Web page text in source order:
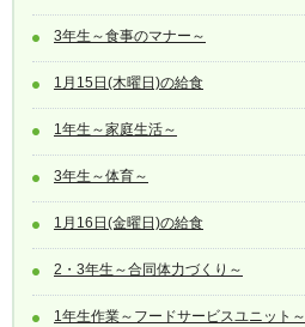
3年生～食事のマナー～
1月15日(木曜日)の給食
1年生～家庭生活～
3年生～体育～
1月16日(金曜日)の給食
2・3年生～合同体力づくり～
1年生作業～フードサービスユニット～